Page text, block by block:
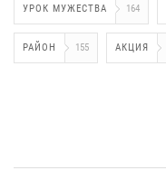
УРОК МУЖЕСТВА 164
РАЙОН 155 АКЦИЯ